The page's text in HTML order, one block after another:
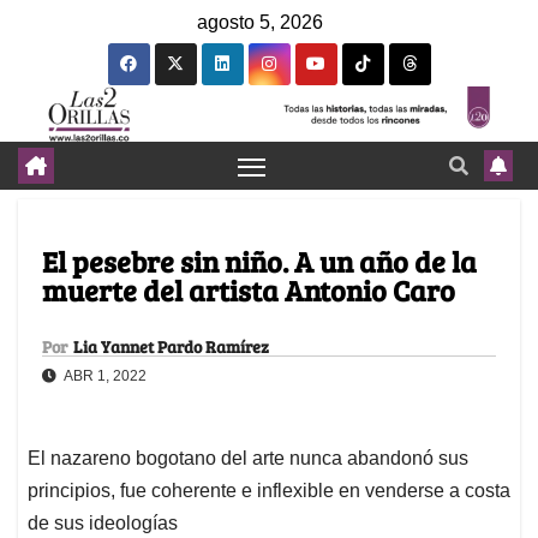
agosto 5, 2026
El pesebre sin niño. A un año de la
muerte del artista Antonio Caro
Por Lia Yannet Pardo Ramírez
ABR 1, 2022
El nazareno bogotano del arte nunca abandonó sus
principios, fue coherente e inflexible en venderse a costa
de sus ideologías